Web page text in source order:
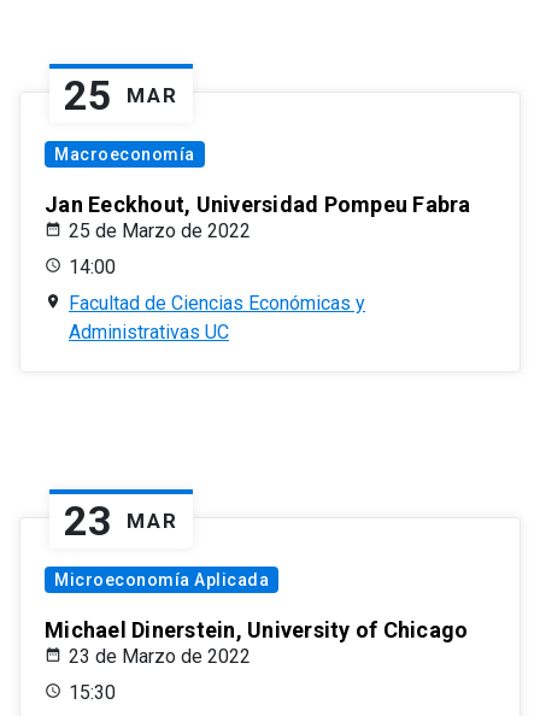
25 MAR
Macroeconomía
Jan Eeckhout, Universidad Pompeu Fabra
25 de Marzo de 2022
14:00
Facultad de Ciencias Económicas y
Administrativas UC
23 MAR
Microeconomía Aplicada
Michael Dinerstein, University of Chicago
23 de Marzo de 2022
15:30